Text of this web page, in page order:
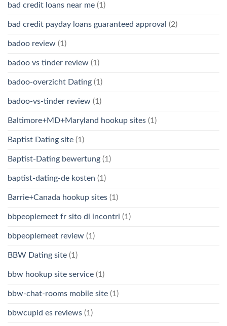
bad credit loans near me (1)
bad credit payday loans guaranteed approval (2)
badoo review (1)
badoo vs tinder review (1)
badoo-overzicht Dating (1)
badoo-vs-tinder review (1)
Baltimore+MD+Maryland hookup sites (1)
Baptist Dating site (1)
Baptist-Dating bewertung (1)
baptist-dating-de kosten (1)
Barrie+Canada hookup sites (1)
bbpeoplemeet fr sito di incontri (1)
bbpeoplemeet review (1)
BBW Dating site (1)
bbw hookup site service (1)
bbw-chat-rooms mobile site (1)
bbwcupid es reviews (1)